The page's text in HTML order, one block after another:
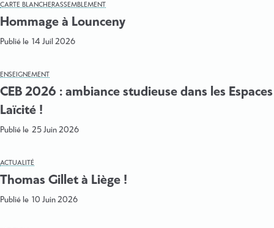
CARTE BLANCHERASSEMBLEMENT
Hommage à Lounceny
Publié le 14 Juil 2026
ENSEIGNEMENT
CEB 2026 : ambiance studieuse dans les Espaces
Laïcité !
Publié le 25 Juin 2026
ACTUALITÉ
Thomas Gillet à Liège !
Publié le 10 Juin 2026